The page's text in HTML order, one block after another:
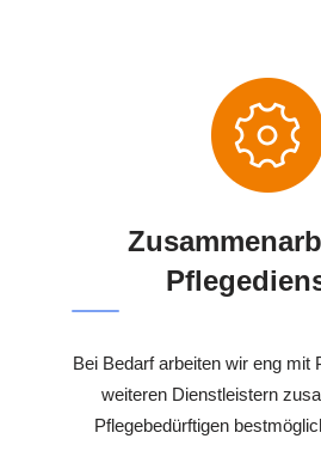
Bei Bedarf arbeiten wir eng mit
weiteren Dienstleistern
Pflegebedürftigen